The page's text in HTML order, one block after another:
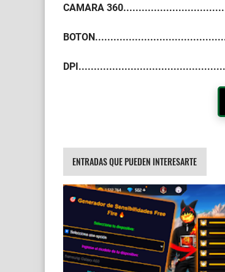
CAMARA
ENTRADAS QUE PUEDEN INTERESARTE